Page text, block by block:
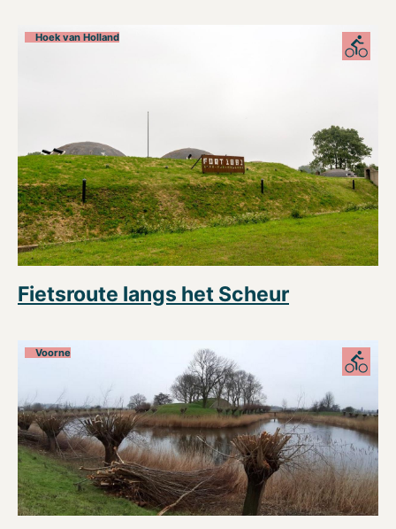
Hoek van Holland
Fietsroute langs het Scheur
Voorne